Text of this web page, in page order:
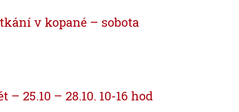
v kopané – sobota
25.10 – 28.10. 10-16 hod